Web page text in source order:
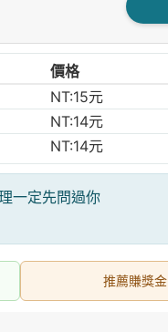
價格
NT:15元
NT:14元
NT:14元
一定先問過你
推薦賺獎金